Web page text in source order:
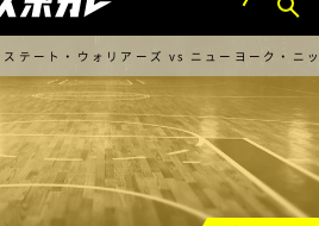
ステート・ウォリアーズ vs ニューヨーク・ニ